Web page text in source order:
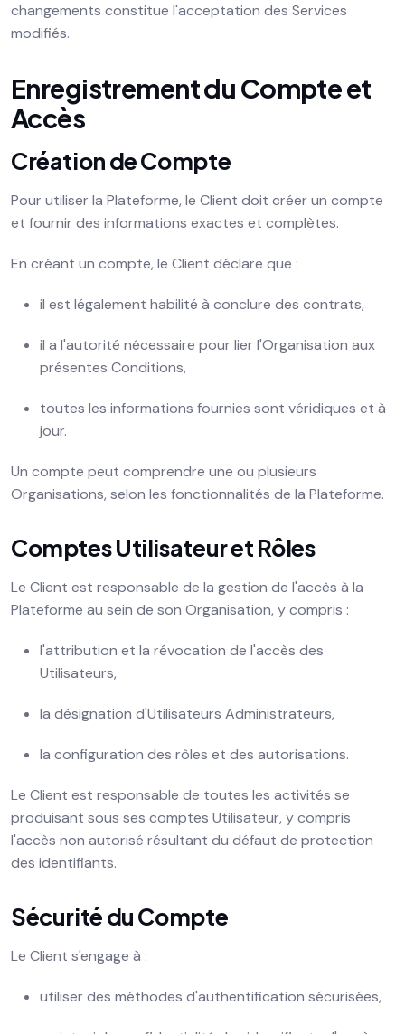
changements constitue l'acceptation des Services
modifiés.
Enregistrement du Compte et
Accès
Création de Compte
Pour utiliser la Plateforme, le Client doit créer un compte
et fournir des informations exactes et complètes.
En créant un compte, le Client déclare que :
il est légalement habilité à conclure des contrats,
il a l'autorité nécessaire pour lier l'Organisation aux
présentes Conditions,
toutes les informations fournies sont véridiques et à
jour.
Un compte peut comprendre une ou plusieurs
Organisations, selon les fonctionnalités de la Plateforme.
Comptes Utilisateur et Rôles
Le Client est responsable de la gestion de l'accès à la
Plateforme au sein de son Organisation, y compris :
l'attribution et la révocation de l'accès des
Utilisateurs,
la désignation d'Utilisateurs Administrateurs,
la configuration des rôles et des autorisations.
Le Client est responsable de toutes les activités se
produisant sous ses comptes Utilisateur, y compris
l'accès non autorisé résultant du défaut de protection
des identifiants.
Sécurité du Compte
Le Client s'engage à :
utiliser des méthodes d'authentification sécurisées,